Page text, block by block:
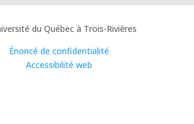
du Québec à Trois-Rivières
Énoncé de confidentialité
Accessibilité web